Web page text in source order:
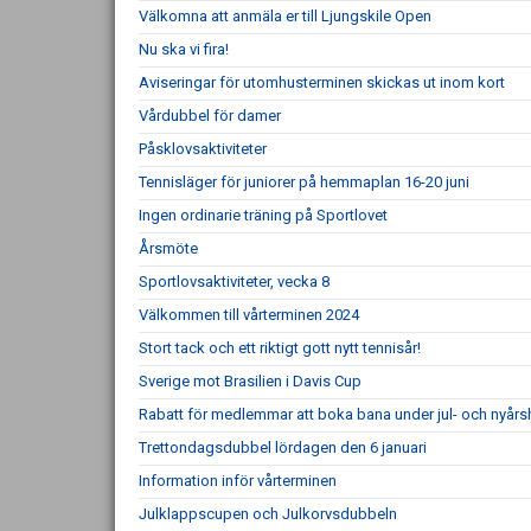
Välkomna att anmäla er till Ljungskile Open
Nu ska vi fira!
Aviseringar för utomhusterminen skickas ut inom kort
Vårdubbel för damer
Påsklovsaktiviteter
Tennisläger för juniorer på hemmaplan 16-20 juni
Ingen ordinarie träning på Sportlovet
Årsmöte
Sportlovsaktiviteter, vecka 8
Välkommen till vårterminen 2024
Stort tack och ett riktigt gott nytt tennisår!
Sverige mot Brasilien i Davis Cup
Rabatt för medlemmar att boka bana under jul- och
Trettondagsdubbel lördagen den 6 januari
Information inför vårterminen
Julklappscupen och Julkorvsdubbeln